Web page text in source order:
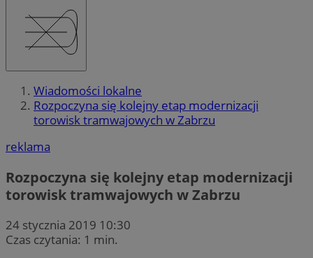
Wiadomości lokalne
Rozpoczyna się kolejny etap modernizacji
torowisk tramwajowych w Zabrzu
reklama
Rozpoczyna się kolejny etap modernizacji
torowisk tramwajowych w Zabrzu
24 stycznia 2019 10:30
Czas czytania: 1 min.